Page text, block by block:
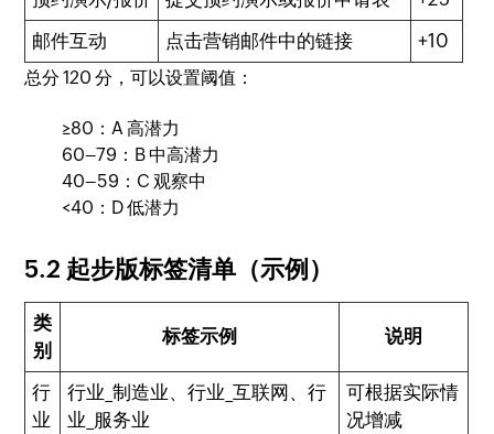
邮件互动
点击营销邮件中的链接 +10
总分 120 分，可以设置阈值：
≥80：A 高潜力
60–79：B 中高潜力
40–59：C 观察中
<40：D 低潜力
5.2 起步版标签清单（示例）
类
别
标签示例 说明
行
业
行业_制造业、行业_互联网、行
业_服务业
可根据实际情
况增减